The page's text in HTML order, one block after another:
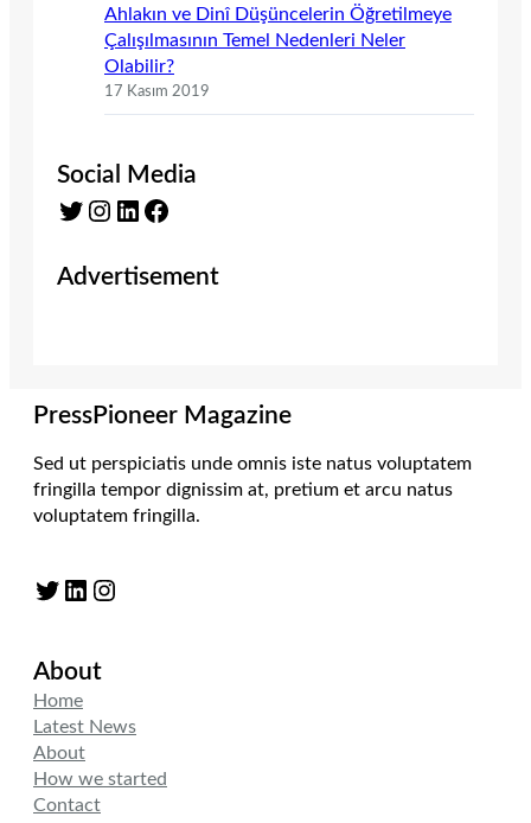
Ahlakın ve Dinî Düşüncelerin Öğretilmeye
Çalışılmasının Temel Nedenleri Neler
Olabilir?
17 Kasım 2019
Social Media
Twitter Instagram LinkedIn Facebook
Advertisement
PressPioneer Magazine
Sed ut perspiciatis unde omnis iste natus voluptatem
fringilla tempor dignissim at, pretium et arcu natus
voluptatem fringilla.
Twitter LinkedIn Instagram
About
Home
Latest News
About
How we started
Contact